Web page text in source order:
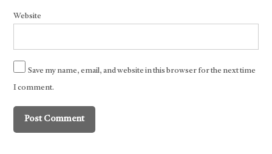
Website
Save my name, email, and website in this browser for the next time
I comment.